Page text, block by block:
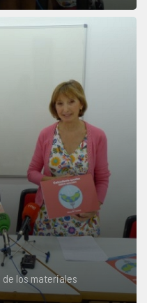
de los materiales